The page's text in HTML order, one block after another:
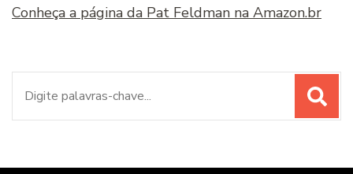
Conheça a página da Pat Feldman na Amazon.br